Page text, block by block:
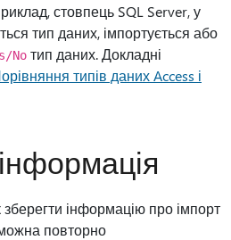
стовпець SQL Server, у
тип даних, імпортується або
No тип даних. Докладні
типів даних Access і
зберегти інформацію про імпорт
повторно